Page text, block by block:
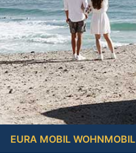
EURA MOBIL WOHNMOBIL